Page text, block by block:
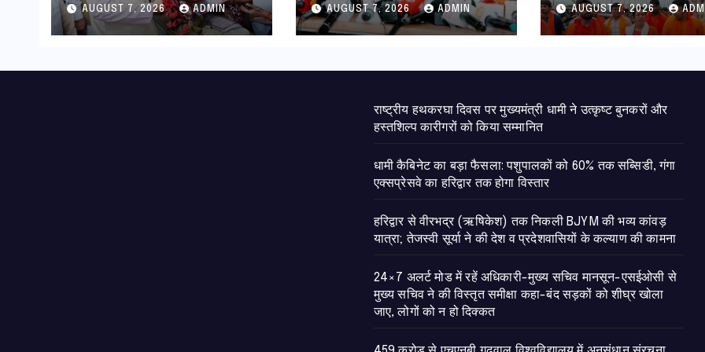
कारीगरों को किया सम्मानित
AUGUST 7, 2026 ADMIN
हरिद्वार तक होगा विस्तार
AUGUST 7, 2026 ADMIN
की देश व
कल्याण की कामना
AUGUST 7, 2026
राष्ट्रीय हथकरघा दिवस पर मुख्यमंत्री धामी ने उत्कृष्ट बुनकरों और
हस्तशिल्प कारीगरों को किया सम्मानित
​धामी कैबिनेट का बड़ा फैसला: पशुपालकों को 60% तक सब्सिडी, गंगा
एक्सप्रेसवे का हरिद्वार तक होगा विस्तार
​हरिद्वार से वीरभद्र (ऋषिकेश) तक निकली BJYM की भव्य कांवड़
यात्रा; तेजस्वी सूर्या ने की देश व प्रदेशवासियों के कल्याण की कामना
24×7 अलर्ट मोड में रहें अधिकारी-मुख्य सचिव मानसून-एसईओसी से
मुख्य सचिव ने की विस्तृत समीक्षा कहा-बंद सड़कों को शीघ्र खोला
जाए, लोगों को न हो दिक्कत